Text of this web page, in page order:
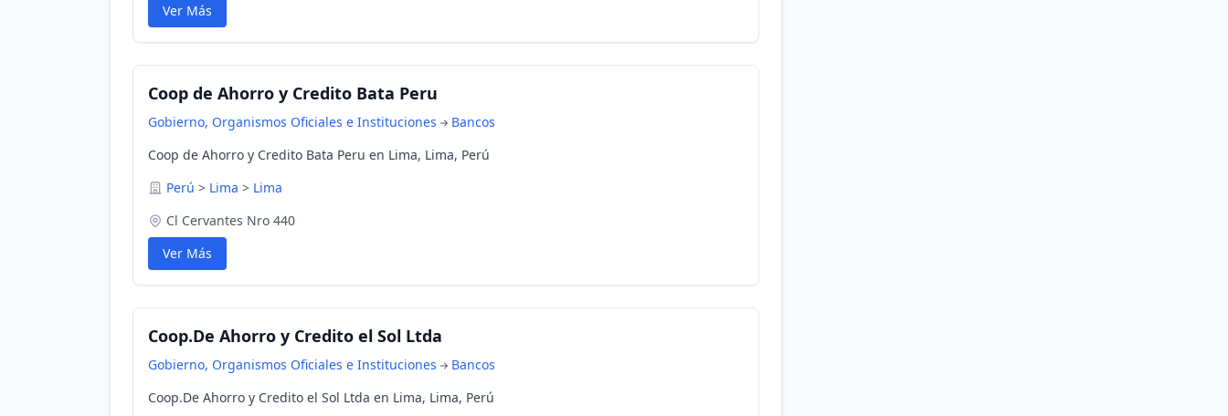
Ver Más
Coop de Ahorro y Credito Bata Peru
Gobierno, Organismos Oficiales e Instituciones
Bancos
Coop de Ahorro y Credito Bata Peru en Lima, Lima, Perú
Perú > Lima > Lima
Cl Cervantes Nro 440
Ver Más
Coop.De Ahorro y Credito el Sol Ltda
Gobierno, Organismos Oficiales e Instituciones
Bancos
Coop.De Ahorro y Credito el Sol Ltda en Lima, Lima, Perú